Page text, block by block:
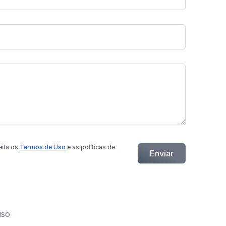
os Termos de Uso e as políticas de
Enviar